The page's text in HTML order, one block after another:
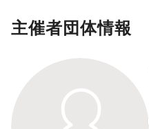
主催者団体情報